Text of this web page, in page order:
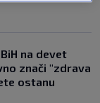
na devet
znači "zdrava
ostanu